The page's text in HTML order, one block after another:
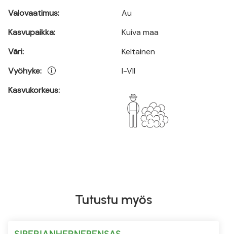
Valovaatimus:
Kasvupaikka:
Väri:
Vyöhyke:
Kasvukorkeus:
Au
Kuiva maa
Keltainen
I-VII
Tutustu myös